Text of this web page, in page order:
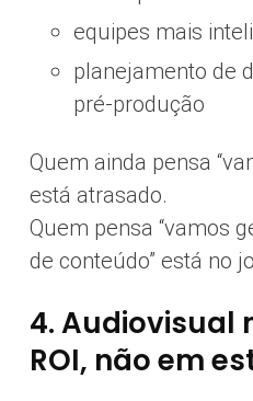
equipes mais
planejamento de
pré-produção
Quem ainda pensa
está atrasado.
Quem pensa “vamos
de conteúdo” está no
4. Audiovisual
ROI, não em